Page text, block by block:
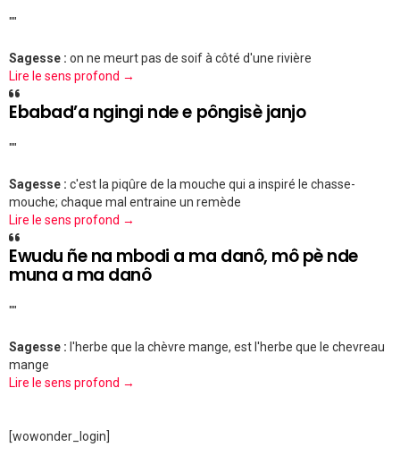
""
Sagesse : on ne meurt pas de soif à côté d'une rivière
Lire le sens profond →
Ebabad’a ngingi nde e pôngisè janjo
""
Sagesse : c'est la piqûre de la mouche qui a inspiré le chasse-
mouche; chaque mal entraine un remède
Lire le sens profond →
Ewudu ñe na mbodi a ma danô, mô pè nde
muna a ma danô
""
Sagesse : l'herbe que la chèvre mange, est l'herbe que le chevreau
mange
Lire le sens profond →
[wowonder_login]